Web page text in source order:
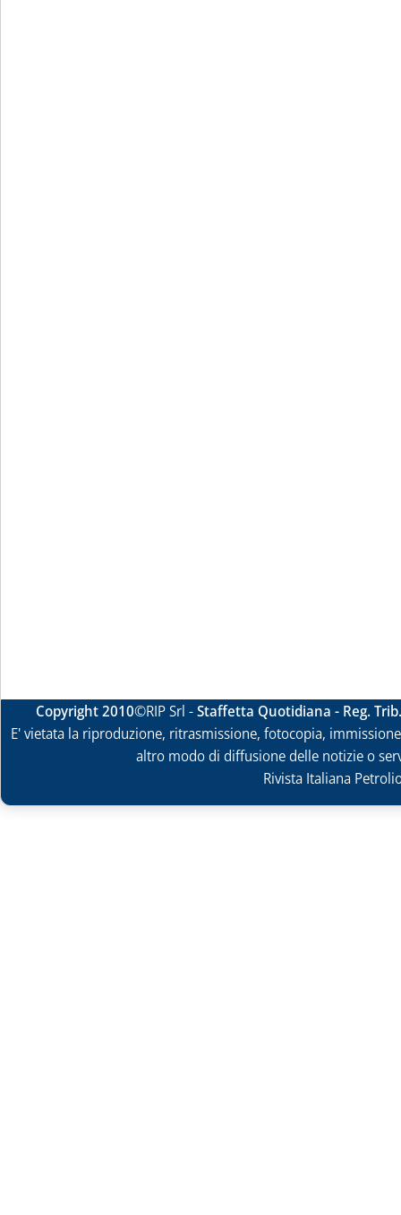
Copyright 2010©RIP Srl -Staffetta Quotidiana - Reg.
E' vietata la riproduzione, ritrasmissione, fotocopia,
altro modo di diffusione delle notizie o
Rivista Italiana